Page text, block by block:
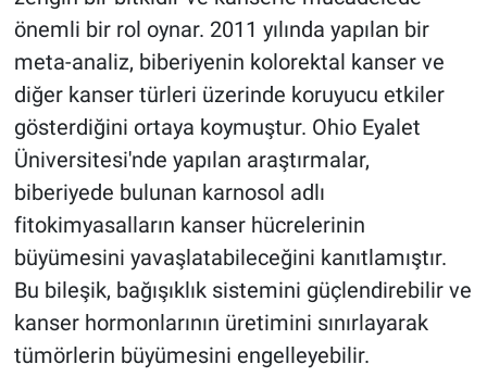
önemli bir rol oynar. 2011 yılında yapılan bir
meta-analiz, biberiyenin kolorektal kanser ve
diğer kanser türleri üzerinde koruyucu etkiler
gösterdiğini ortaya koymuştur. Ohio Eyalet
Üniversitesi'nde yapılan araştırmalar,
biberiyede bulunan karnosol adlı
fitokimyasalların kanser hücrelerinin
büyümesini yavaşlatabileceğini kanıtlamıştır.
Bu bileşik, bağışıklık sistemini güçlendirebilir ve
kanser hormonlarının üretimini sınırlayarak
tümörlerin büyümesini engelleyebilir.